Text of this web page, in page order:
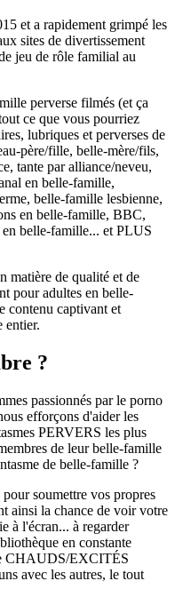
et a rapidement grimpé les
sites de divertissement
jeu de rôle familial au
perverse filmés (et ça
ce que vous pourriez
lubriques et perverses de
père/fille, belle-mère/fils,
tante par alliance/neveu,
en belle-famille,
belle-famille lesbienne,
en belle-famille, BBC,
belle-famille... et PLUS
matière de qualité et de
pour adultes en belle-
contenu captivant et
entier.
?
passionnés par le porno
efforçons d'aider les
PERVERS les plus
de leur belle-famille
de belle-famille ?
soumettre vos propres
ainsi la chance de voir votre
à l'écran... à regarder
en constante
CHAUDS/EXCITÉS
avec les autres, le tout